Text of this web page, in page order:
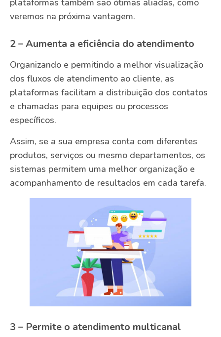
plataformas também são ótimas aliadas, como
veremos na próxima vantagem.
2 – Aumenta a eficiência do atendimento
Organizando e permitindo a melhor visualização
dos fluxos de atendimento ao cliente, as
plataformas facilitam a distribuição dos contatos
e chamadas para equipes ou processos
específicos.
Assim, se a sua empresa conta com diferentes
produtos, serviços ou mesmo departamentos, os
sistemas permitem uma melhor organização e
acompanhamento de resultados em cada tarefa.
3 – Permite o atendimento multicanal